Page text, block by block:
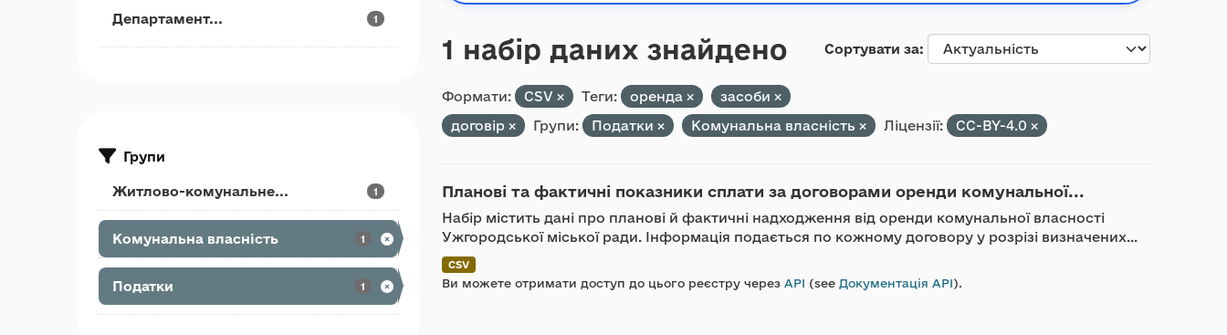
Департамент... 1
Групи
Житлово-комунальне... 1
Комунальна власність 1
Податки 1
Сортувати за
1 набір даних знайдено
Формати: CSV Теги: оренда
засоби
договір
Групи: Податки Комунальна власність Ліцензії: CC-BY-4.0
Планові та фактичні показники сплати за договорами оренди комунальної...
Набір містить дані про планові й фактичні надходження від оренди комунальної власності
Ужгородської міської ради. Інформація подається по кожному договору у розрізі визначених...
CSV
Ви можете отримати доступ до цього реєстру через API (see Документація API).